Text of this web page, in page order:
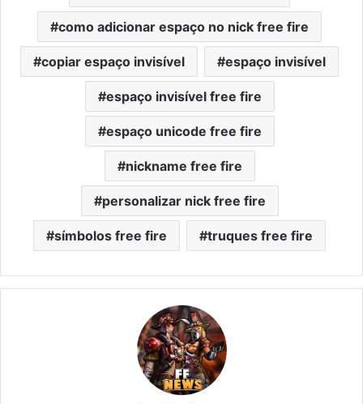
como adicionar espaço no nick free fire
copiar espaço invisível espaço invisível
espaço invisível free fire
espaço unicode free fire
nickname free fire
personalizar nick free fire
símbolos free fire truques free fire